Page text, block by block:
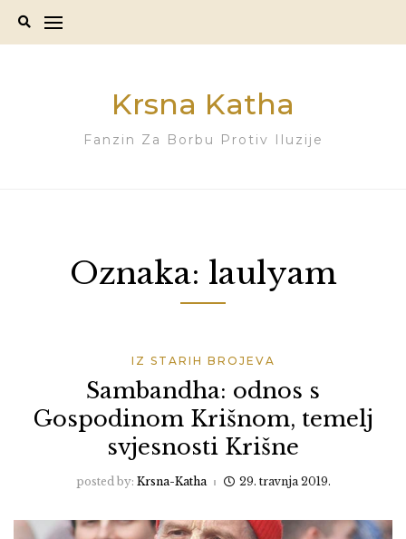
Krsna Katha
Fanzin Za Borbu Protiv Iluzije
Oznaka: laulyam
IZ STARIH BROJEVA
Sambandha: odnos s
Gospodinom Krišnom, temelj
svjesnosti Krišne
posted by: Krsna-Katha 29. travnja 2019.